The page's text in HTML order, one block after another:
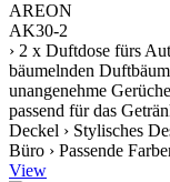
AREON
AK30-2
› 2 x Duftdose fürs
bäumelnden
unangenehme
passend für das
Deckel › Stylisches
Büro › Passende
View